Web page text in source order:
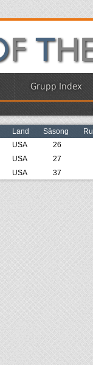
Grupp Index
Land Säsong
USA 26
USA 27
USA 37